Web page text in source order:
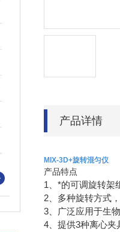
产品详情
MIX-3D+旋转混匀仪
产品特点
1、*的可调旋转架
2、多种旋转方式
3、广泛应用于生
4、提供3种离心夹